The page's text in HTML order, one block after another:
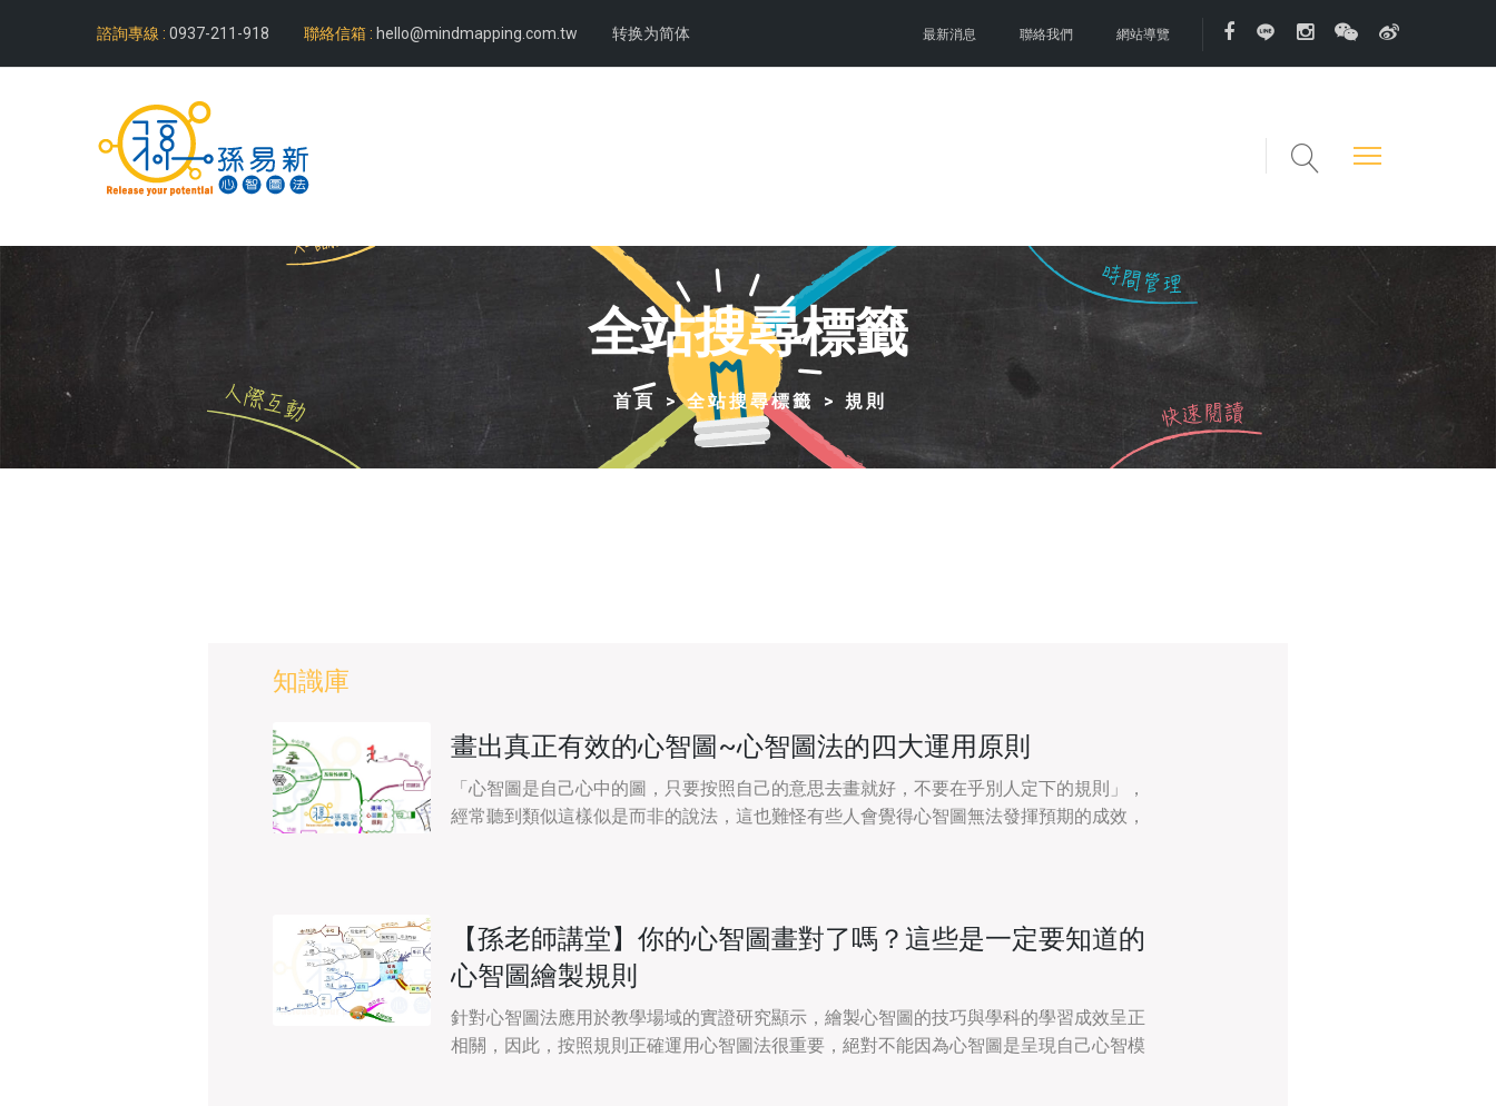
諮詢專線 : 0937-211-918 聯絡信箱 : hello@mindmapping.com.tw 转换为简体 最新消息 聯絡我們 網站導覽
全站搜尋標籤
首頁 全站搜尋標籤 規則
知識庫
畫出真正有效的心智圖~心智圖法的四大運用原則
「心智圖是自己心中的圖，只要按照自己的意思去畫就好，不要在乎別人定下的規則」，
經常聽到類似這樣似是而非的說法，這也難怪有些人會覺得心智圖無法發揮預期的成效，
【孫老師講堂】你的心智圖畫對了嗎？這些是一定要知道的
心智圖繪製規則
針對心智圖法應用於教學場域的實證研究顯示，繪製心智圖的技巧與學科的學習成效呈正
相關，因此，按照規則正確運用心智圖法很重要，絕對不能因為心智圖是呈現自己心智模